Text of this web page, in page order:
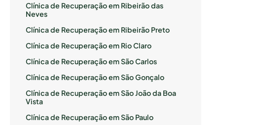
Clínica de Recuperação em Ribeirão das
Neves
Clínica de Recuperação em Ribeirão Preto
Clínica de Recuperação em Rio Claro
Clínica de Recuperação em São Carlos
Clínica de Recuperação em São Gonçalo
Clínica de Recuperação em São João da Boa
Vista
Clínica de Recuperação em São Paulo